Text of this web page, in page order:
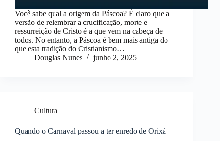
Você sabe qual a origem da Páscoa? É claro que a
versão de relembrar a crucificação, morte e
ressurreição de Cristo é a que vem na cabeça de
todos. No entanto, a Páscoa é bem mais antiga do
que esta tradição do Cristianismo…
Douglas Nunes
junho 2, 2025
Cultura
Quando o Carnaval passou a ter enredo de Orixá